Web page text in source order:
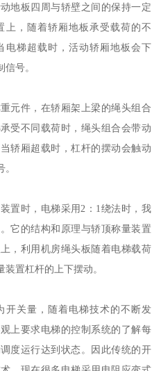
地板四周与轿壁之间的保持一定
上，随着轿厢地板承受载荷的不
电梯超载时，活动轿厢地板会下
号。
元件，在轿厢架上梁的绳头组合
受不同载荷时，绳头组合会带动
轿厢超载时，杠杆的摆动会触动
置时，电梯采用2：1绕法时，我
它的结构和原理与轿顶称量装置
，利用机房绳头板随着电梯载荷
置杠杆的上下摆动。
开关量，随着电梯技术的不断发
上要求电梯的控制系统的了解每
度运行达到状态。因此传统的开